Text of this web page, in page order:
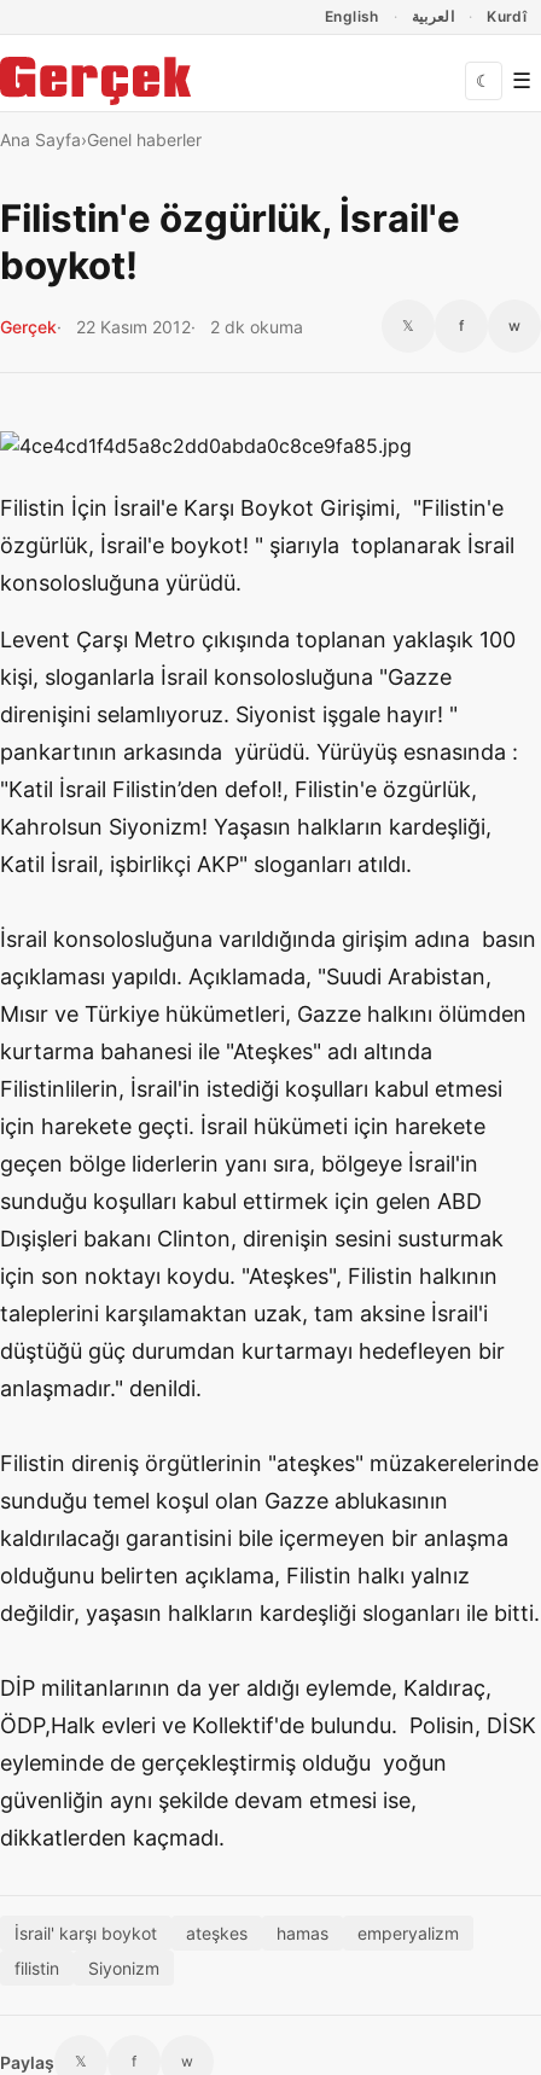
English العربية Kurdî
☾ ☰
Ana Sayfa Genel haberler
Filistin'e özgürlük, İsrail'e
boykot!
Gerçek 22 Kasım 2012 2 dk okuma 𝕏 f w
Filistin İçin İsrail'e Karşı Boykot Girişimi, "Filistin'e
özgürlük, İsrail'e boykot! " şiarıyla toplanarak İsrail
konsolosluğuna yürüdü.
Levent Çarşı Metro çıkışında toplanan yaklaşık 100
kişi, sloganlarla İsrail konsolosluğuna "Gazze
direnişini selamlıyoruz. Siyonist işgale hayır! "
pankartının arkasında yürüdü. Yürüyüş esnasında :
"Katil İsrail Filistin’den defol!, Filistin'e özgürlük,
Kahrolsun Siyonizm! Yaşasın halkların kardeşliği,
Katil İsrail, işbirlikçi AKP" sloganları atıldı.
İsrail konsolosluğuna varıldığında girişim adına basın
açıklaması yapıldı. Açıklamada, "Suudi Arabistan,
Mısır ve Türkiye hükümetleri, Gazze halkını ölümden
kurtarma bahanesi ile "Ateşkes" adı altında
Filistinlilerin, İsrail'in istediği koşulları kabul etmesi
için harekete geçti. İsrail hükümeti için harekete
geçen bölge liderlerin yanı sıra, bölgeye İsrail'in
sunduğu koşulları kabul ettirmek için gelen ABD
Dışişleri bakanı Clinton, direnişin sesini susturmak
için son noktayı koydu. "Ateşkes", Filistin halkının
taleplerini karşılamaktan uzak, tam aksine İsrail'i
düştüğü güç durumdan kurtarmayı hedefleyen bir
anlaşmadır." denildi.
Filistin direniş örgütlerinin "ateşkes" müzakerelerinde
sunduğu temel koşul olan Gazze ablukasının
kaldırılacağı garantisini bile içermeyen bir anlaşma
olduğunu belirten açıklama, Filistin halkı yalnız
değildir, yaşasın halkların kardeşliği sloganları ile bitti.
DİP militanlarının da yer aldığı eylemde, Kaldıraç,
ÖDP,Halk evleri ve Kollektif'de bulundu. Polisin, DİSK
eyleminde de gerçekleştirmiş olduğu yoğun
güvenliğin aynı şekilde devam etmesi ise,
dikkatlerden kaçmadı.
İsrail' karşı boykot ateşkes hamas
emperyalizm
filistin
Siyonizm
Paylaş 𝕏 f w